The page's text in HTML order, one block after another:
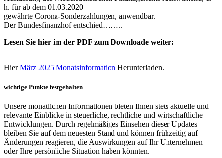
h. für ab dem 01.03.2020
gewährte Corona-Sonderzahlungen, anwendbar.
Der Bundesfinanzhof entschied……..
Lesen Sie hier im der PDF zum Downloade weiter:
HierMärz 2025 Monatsinformation Herunterladen.
wichtige Punkte festgehalten
Unsere monatlichen Informationen bieten Ihnen stets aktuelle und
relevante Einblicke in steuerliche, rechtliche und wirtschaftliche
Entwicklungen. Durch regelmäßiges Einsehen dieser Updates
bleiben Sie auf dem neuesten Stand und können frühzeitig auf
Änderungen reagieren, die Auswirkungen auf Ihr Unternehmen
oder Ihre persönliche Situation haben könnten.